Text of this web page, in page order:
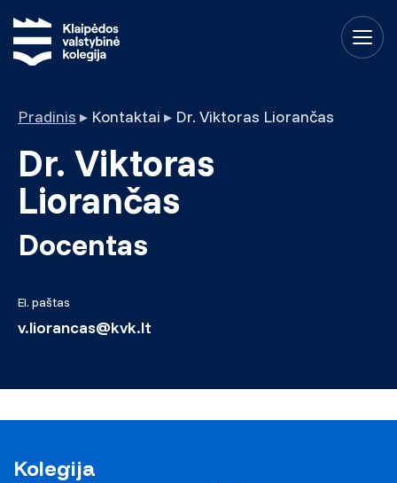
Pradinis ▸ Kontaktai ▸ Dr. Viktoras Liorančas
Dr. Viktoras
Liorančas
Docentas
El. paštas
v.liorancas@kvk.lt
Kolegija